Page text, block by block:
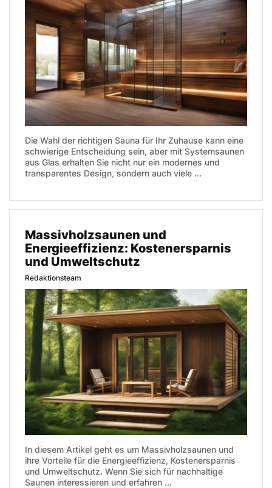
Die Wahl der richtigen Sauna für Ihr Zuhause kann eine
schwierige Entscheidung sein, aber mit Systemsaunen
aus Glas erhalten Sie nicht nur ein modernes und
transparentes Design, sondern auch viele ...
Massivholzsaunen und
Energieeffizienz: Kostenersparnis
und Umweltschutz
Redaktionsteam
In diesem Artikel geht es um Massivholzsaunen und
ihre Vorteile für die Energieeffizienz, Kostenersparnis
und Umweltschutz. Wenn Sie sich für nachhaltige
Saunen interessieren und erfahren ...